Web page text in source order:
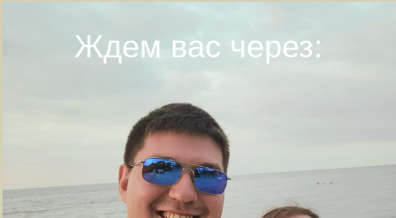
Ждем вас через: